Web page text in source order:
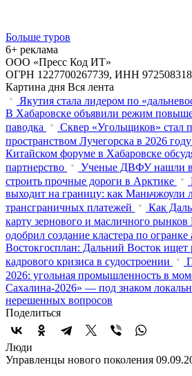
Больше туров
6+ реклама
ООО «Пресс Код ИТ»
ОГРН 1227700267739, ИНН
Картина дня Вся лента
Якутия стала лидером по
В Хабаровске объявили режим
паводка
Сквер «Угольщиков» стал
пространством Лучегорска в 2026 году
Китайском форуме в Хабаровске
партнерство
Ученые ДВФУ нашли
строить прочные дороги в Арктике
выходит на границу: как Маньчжоули
трансграничных платежей
Как
карту зернового и масличного рынков
одобрил создание кластера по
Востокгосплан: Дальний Восток ищет
кадрового кризиса в судостроении
2026: угольная промышленность в
Сахалина-2026» — под знаком
нерешенных вопросов
Поделиться
Люди
Управленцы нового поколения